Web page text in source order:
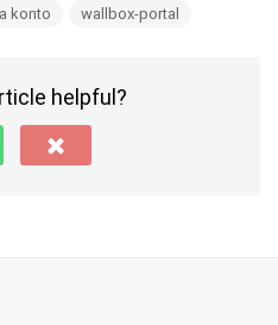
konto wallbox-portal
helpful?